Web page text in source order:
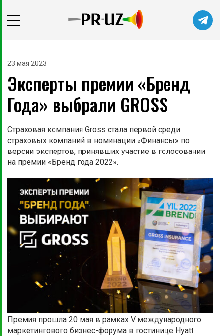
Не сейчас Подписаться
23 мая 2023
Эксперты премии «‎Бренд
Года» выбрали GROSS
Страховая компания Gross стала первой среди
страховых компаний в номинации «Финансы» по
версии экспертов, принявших участие в голосовании
на премии «Бренд года 2022».
Премия прошла 20 мая в рамках V международного
маркетингового бизнес-форума в гостинице Hyatt